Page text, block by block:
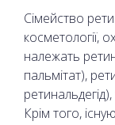
Сімейство
косметології,
належать
пальмітат),
Крім того,